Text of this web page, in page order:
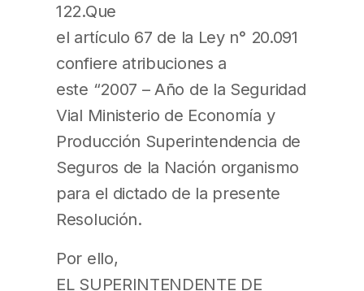
122.Que
el artículo 67 de la Ley n° 20.091
confiere atribuciones a
este “2007 – Año de la Seguridad
Vial Ministerio de Economía y
Producción Superintendencia de
Seguros de la Nación organismo
para el dictado de la presente
Resolución.
Por ello,
EL SUPERINTENDENTE DE